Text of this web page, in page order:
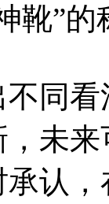
靴”的
同
未
认